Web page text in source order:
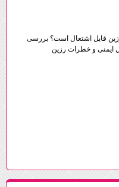
رزین قابل اشتعال است؟ بررسی
ایمنی و خطرات رزین